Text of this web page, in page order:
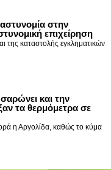
στην
επιχείρηση
της καταστολής εγκληματικών
και την
τα θερμόμετρα σε
η Αργολίδα, καθώς το κύμα